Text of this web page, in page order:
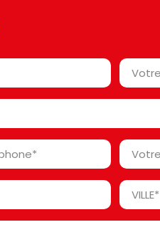
Votre
société*
*
Votre
adresse
email
Ville
*